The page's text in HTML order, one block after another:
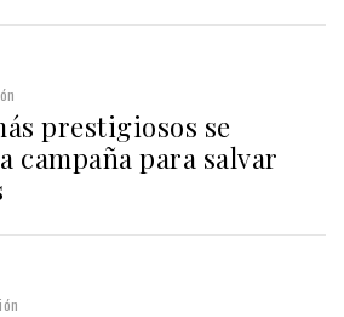
prestigiosos se
campaña para salvar